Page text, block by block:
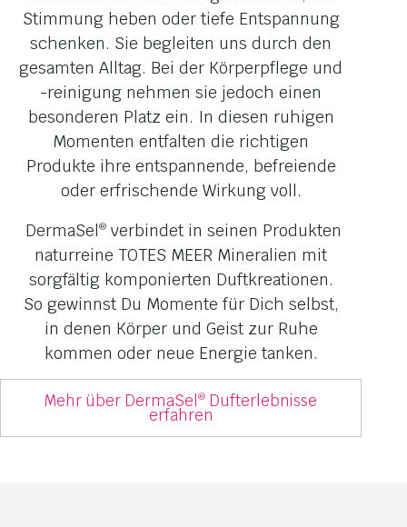
Stimmung heben oder tiefe Entspannung
schenken. Sie begleiten uns durch den
gesamten Alltag. Bei der Körperpflege und
-reinigung nehmen sie jedoch einen
besonderen Platz ein. In diesen ruhigen
Momenten entfalten die richtigen
Produkte ihre entspannende, befreiende
oder erfrischende Wirkung voll.
DermaSel®verbindet in seinen Produkten
naturreine TOTES MEER Mineralien mit
sorgfältig komponierten Duftkreationen.
So gewinnst Du Momente für Dich selbst,
in denen Körper und Geist zur Ruhe
kommen oder neue Energie tanken.
Mehr über DermaSel ® Dufterlebnisse
erfahren